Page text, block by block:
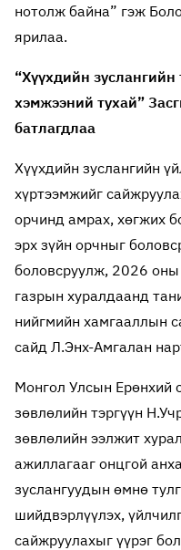
нотолж байна” гэж
ярилаа.
“Хүүхдийн
хэмжээний тухай”
батлагдлаа
Хүүхдийн зуслангийн
хүртээмжийг
орчинд амрах, хөгжих
эрх зүйн орчныг
боловсруулж, 2026 оны
газрын хуралдаанд
нийгмийн хамгааллын
сайд Л.Энх-Амгалан
Монгол Улсын Ерөнхий
зөвлөлийн тэргүүн
зөвлөлийн ээлжит
ажиллагааг онцгой
зуслангуудын өмнө
шийдвэрлүүлэх,
сайжруулахыг үүрэг